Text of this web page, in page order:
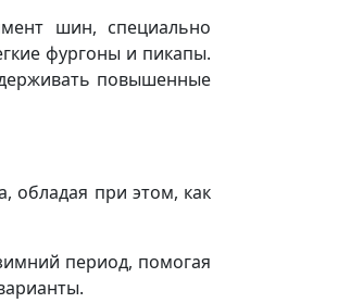
шин, специально
фургоны и пикапы.
повышенные
обладая при этом, как
период, помогая